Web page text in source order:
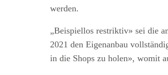
werden.
„Beispiellos restriktiv» sei die
2021 den Eigenanbau
in die Shops zu holen», womit